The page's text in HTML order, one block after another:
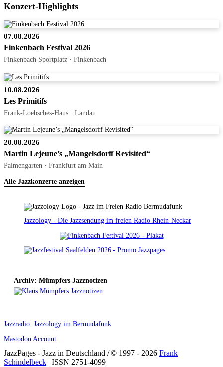
Konzert-Highlights
07.08.2026
Finkenbach Festival 2026
Finkenbach Sportplatz · Finkenbach
10.08.2026
Les Primitifs
Frank-Loebsches-Haus · Landau
20.08.2026
Martin Lejeune’s „Mangelsdorff Revisited“
Palmengarten · Frankfurt am Main
Alle Jazzkonzerte anzeigen
Jazzology - Die Jazzsendung im freien Radio Rhein-Neckar
Archiv: Mümpfers Jazznotizen
Jazzradio: Jazzology im Bermudafunk
Mastodon Account
JazzPages - Jazz in Deutschland / © 1997 - 2026 Frank
Schindelbeck | ISSN 2751-4099